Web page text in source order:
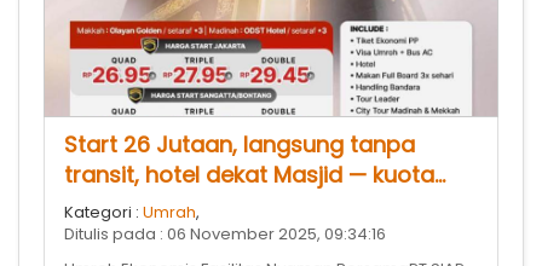
Start 26 Jutaan, langsung tanpa
transit, hotel dekat Masjid — kuota
Desember terbatas!
Kategori : Umrah,
Ditulis pada : 06 November 2025, 09:34:16